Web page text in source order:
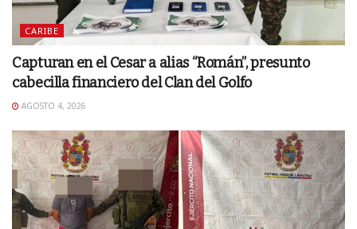
CARIBE
Capturan en el Cesar a alias “Román”, presunto
cabecilla financiero del Clan del Golfo
AGOSTO 4, 2026